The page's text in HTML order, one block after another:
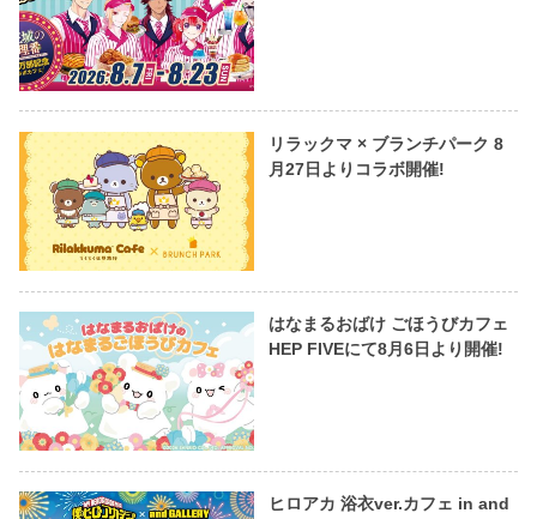
リラックマ × ブランチパーク 8
月27日よりコラボ開催!
はなまるおばけ ごほうびカフェ
HEP FIVEにて8月6日より開催!
ヒロアカ 浴衣ver.カフェ in and